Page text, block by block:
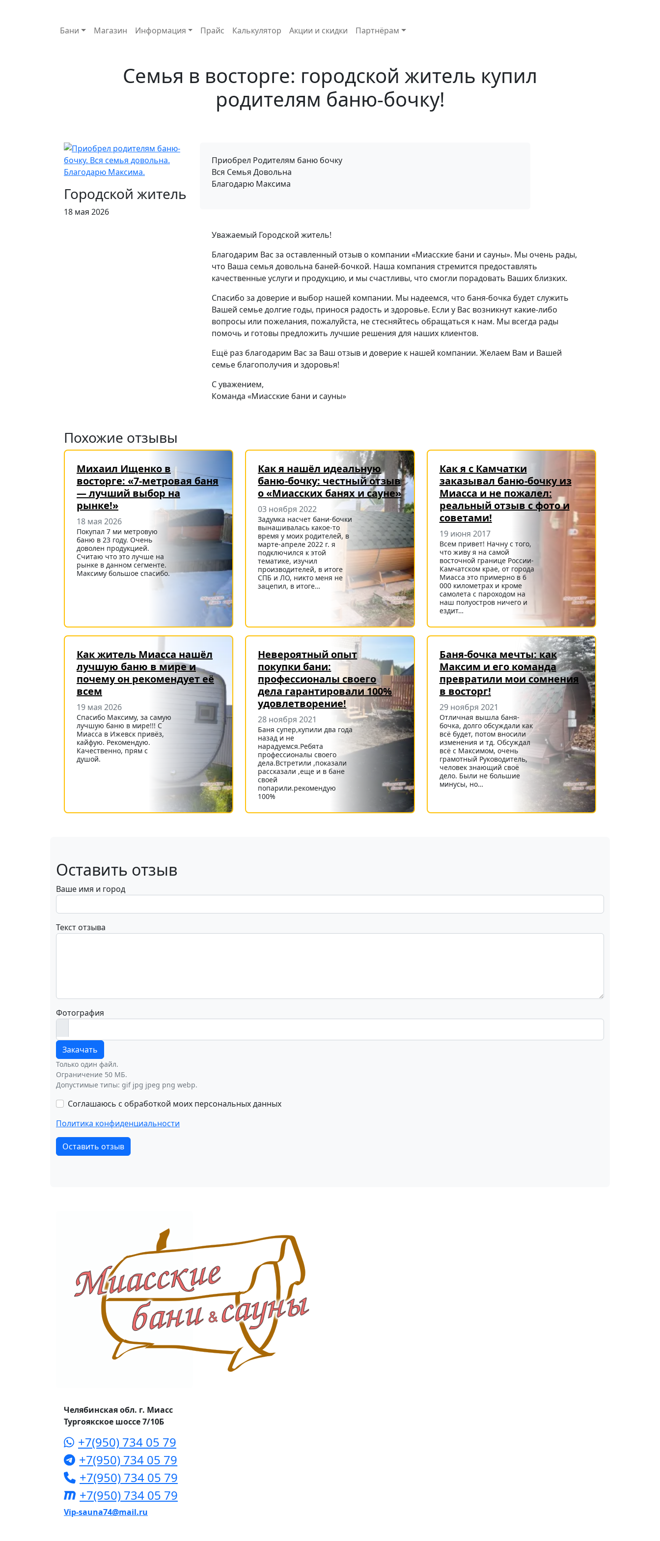
Основная навигация
Бани Магазин Информация Прайс Калькулятор Акции и скидки Партнёрам
Семья в восторге: городской житель купил
родителям баню-бочку!
Городской житель
18 мая 2026
Приобрел Родителям баню бочку
Вся Семья Довольна
Благодарю Максима
Уважаемый Городской житель!
Благодарим Вас за оставленный отзыв о компании «Миасские бани и сауны». Мы очень рады,
что Ваша семья довольна баней-бочкой. Наша компания стремится предоставлять
качественные услуги и продукцию, и мы счастливы, что смогли порадовать Ваших близких.
Спасибо за доверие и выбор нашей компании. Мы надеемся, что баня-бочка будет служить
Вашей семье долгие годы, принося радость и здоровье. Если у Вас возникнут какие-либо
вопросы или пожелания, пожалуйста, не стесняйтесь обращаться к нам. Мы всегда рады
помочь и готовы предложить лучшие решения для наших клиентов.
Ещё раз благодарим Вас за Ваш отзыв и доверие к нашей компании. Желаем Вам и Вашей
семье благополучия и здоровья!
С уважением,
Команда «Миасские бани и сауны»
Похожие отзывы
Михаил Ищенко в
восторге: «7-метровая баня
— лучший выбор на
рынке!»
18 мая 2026
Покупал 7 ми метровую
баню в 23 году. Очень
доволен продукцией.
Считаю что это лучше на
рынке в данном сегменте.
Максиму большое спасибо.
Как я нашёл идеальную
баню-бочку: честный отзыв
о «Миасских банях и сауне»
03 ноября 2022
Задумка насчет бани-бочки
вынашивалась какое-то
время у моих родителей, в
марте-апреле 2022 г. я
подключился к этой
тематике, изучил
производителей, в итоге
СПБ и ЛО, никто меня не
зацепил, в итоге…
Как я с Камчатки
заказывал баню-бочку из
Миасса и не пожалел:
реальный отзыв с фото и
советами!
19 июня 2017
Всем привет! Начну с того,
что живу я на самой
восточной границе России-
Камчатском крае, от города
Миасса это примерно в 6
000 километрах и кроме
самолета с пароходом на
наш полуостров ничего и
ездит…
Как житель Миасса нашёл
лучшую баню в мире и
почему он рекомендует её
всем
19 мая 2026
Спасибо Максиму, за самую
лучшую баню в мире!!! С
Миасса в Ижевск привёз,
кайфую. Рекомендую.
Качественно, прям с
душой.
Невероятный опыт
покупки бани:
профессионалы своего
дела гарантировали 100%
удовлетворение!
28 ноября 2021
Баня супер,купили два года
назад и не
нарадуемся.Ребята
профессионалы своего
дела.Встретили ,показали
рассказали ,еще и в бане
своей
попарили.рекомендую
100%
Баня-бочка мечты: как
Максим и его команда
превратили мои сомнения
в восторг!
29 ноября 2021
Отличная вышла баня-
бочка, долго обсуждали как
всё будет, потом вносили
изменения и тд. Обсуждал
всё с Максимом, очень
грамотный Руководитель,
человек знающий своё
дело. Были не большие
минусы, но…
Оставить отзыв
Ваше имя и город
Текст отзыва
Фотография
Закачать
Только один файл.
Ограничение 50 МБ.
Допустимые типы: gif jpg jpeg png webp.
Соглашаюсь с обработкой моих персональных данных
Политика конфиденциальности
Оставить отзыв
Челябинская обл. г. Миасс
Тургоякское шоссе 7/10Б
+7(950) 734 05 79
+7(950) 734 05 79
+7(950) 734 05 79
+7(950) 734 05 79
Vip-sauna74@mail.ru